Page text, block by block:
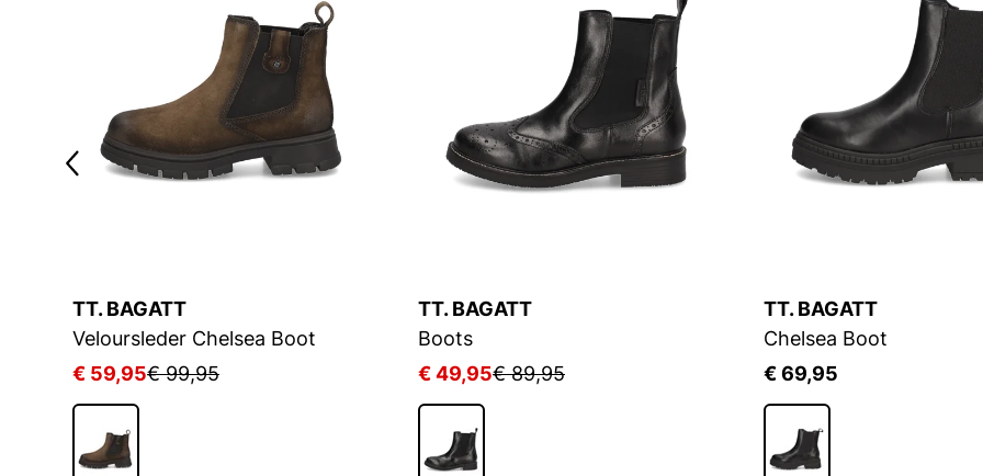
TT. BAGATT
Veloursleder Chelsea Boot
€ 59,95€ 99,95
TT. BAGATT
Boots
€ 49,95€ 89,95
TT. BAGATT
Chelsea Boot
€ 69,95